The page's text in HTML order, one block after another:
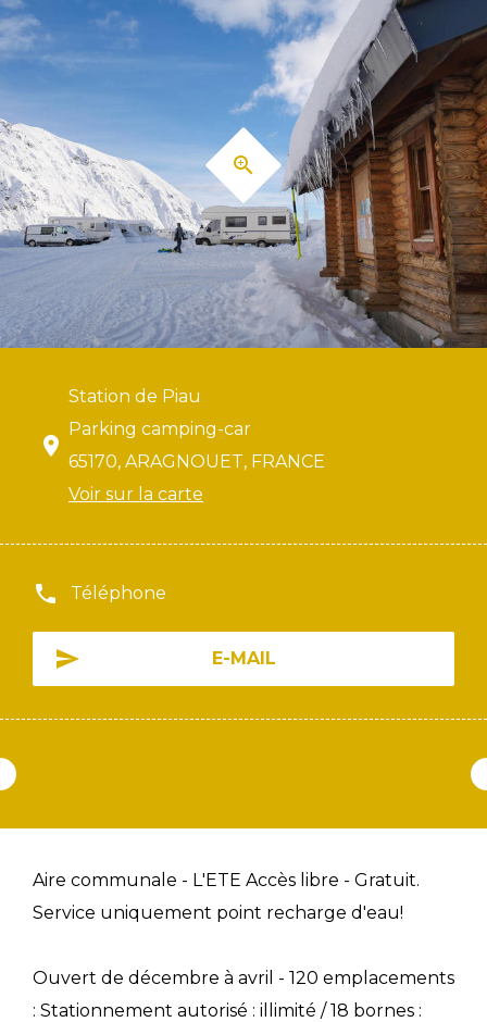
Station de Piau
Parking camping-car
65170, ARAGNOUET, FRANCE
Voir sur la carte
Téléphone
E-MAIL
Aire communale - L'ETE Accès libre - Gratuit.
Service uniquement point recharge d'eau!
Ouvert de décembre à avril - 120 emplacements
: Stationnement autorisé : illimité / 18 bornes :